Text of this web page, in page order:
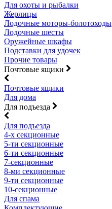
Для охоты и рыбалки
Жерлицы
Лодочные моторы-болотоходы
Лодочные шесты
Оружейные шкафы
Подставки для удочек
Прочие товары
Почтовые ящики
Почтовые ящики
Для дома
Для подъезда
Для подъезда
4-х секционные
5-ти секционные
6-ти секционные
7-секционные
8-ми секционные
9-ти секционные
10-секционные
Для спама